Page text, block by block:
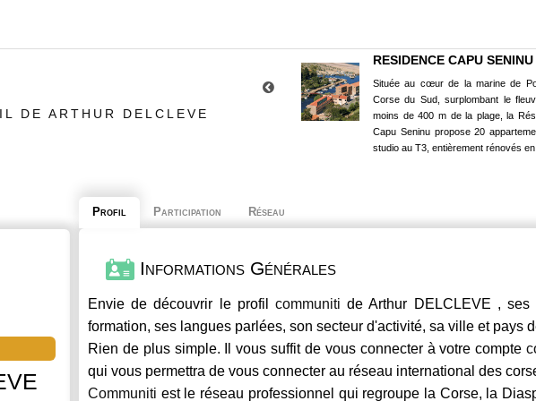
DE ARTHUR DELCLEVE
RESIDENCE CAPU SENINU
Située au cœur de la marine de
Corse du Sud, surplombant le
moins de 400 m de la plage, la
Capu Seninu propose 20
studio au T3, entièrement rénovés en
Profil Participation Réseau
Informations Générales
Envie de découvrir le profil communiti de Arthur DELCLEVE , ses
formation, ses langues parlées, son secteur d'activité, sa ville et pays
Rien de plus simple. Il vous suffit de vous connecter à votre compte
qui vous permettra de vous connecter au réseau international des
Communiti est le réseau professionnel qui regroupe la Corse, la